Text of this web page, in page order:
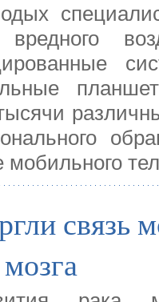
вредного
мобильного
связь